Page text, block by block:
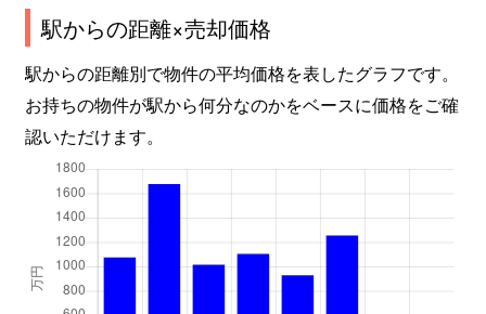
駅からの距離×売却価格
駅からの距離別で物件の平均価格を表したグラフです。
お持ちの物件が駅から何分なのかをベースに価格をご確
認いただけます。